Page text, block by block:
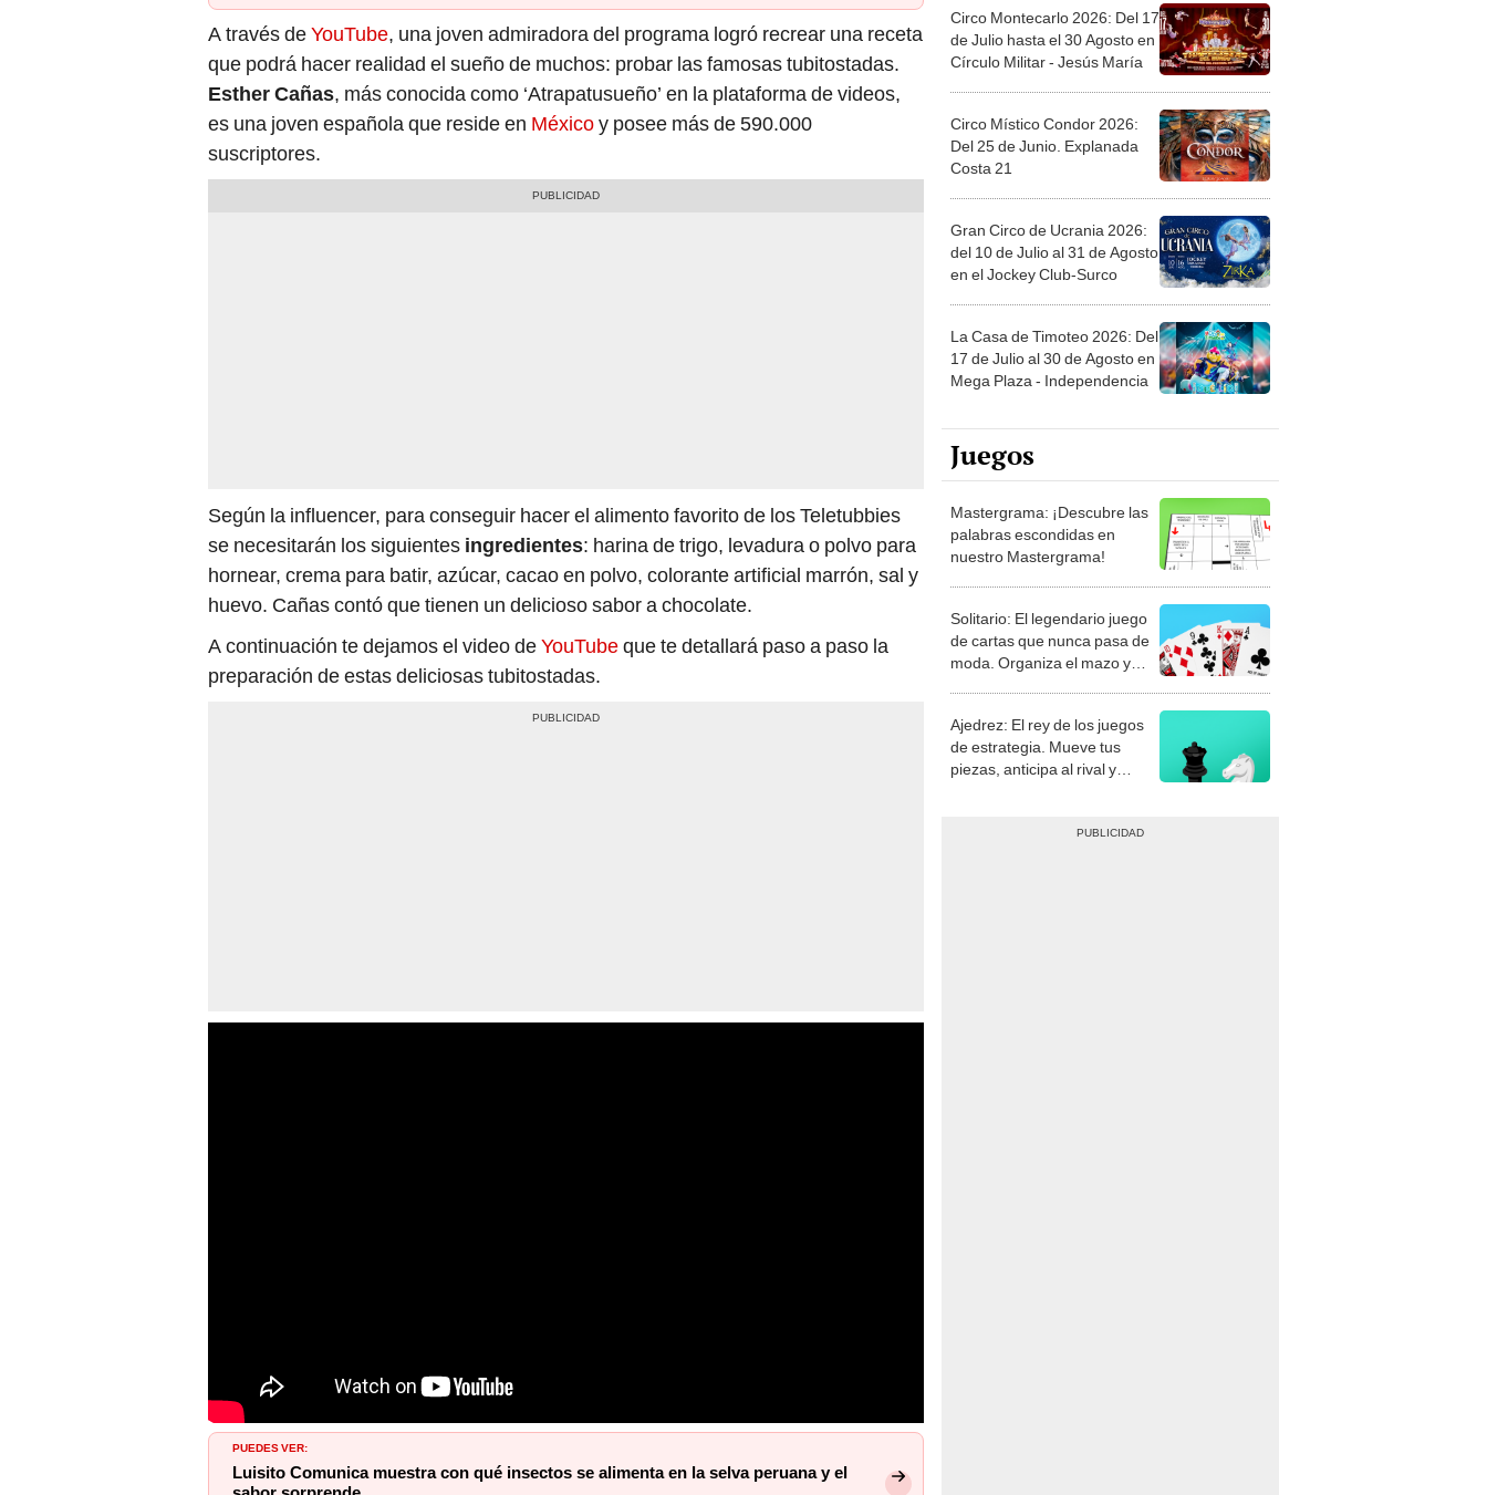
A través deYouTube, una joven admiradora del programa logró recrear una receta
que podrá hacer realidad el sueño de muchos: probar las famosas tubitostadas.
Esther Cañas, más conocida como ‘Atrapatusueño’ en la plataforma de videos,
es una joven española que reside en Méxicoy posee más de 590.000
suscriptores.
Según la influencer, para conseguir hacer el alimento favorito de los Teletubbies
se necesitarán los siguientes ingredientes: harina de trigo, levadura o polvo para
hornear, crema para batir, azúcar, cacao en polvo, colorante artificial marrón, sal y
huevo. Cañas contó que tienen un delicioso sabor a chocolate.
A continuación te dejamos el video deYouTubeque te detallará paso a paso la
preparación de estas deliciosas tubitostadas.
PUEDES VER:
Luisito Comunica muestra con qué insectos se alimenta en la selva peruana y el
Circo Montecarlo 2026: Del 17
de Julio hasta el 30 Agosto en
Círculo Militar - Jesús María
Circo Místico Condor 2026:
Del 25 de Junio. Explanada
Costa 21
Gran Circo de Ucrania 2026:
del 10 de Julio al 31 de Agosto
en el Jockey Club-Surco
La Casa de Timoteo 2026: Del
17 de Julio al 30 de Agosto en
Mega Plaza - Independencia
Juegos
Mastergrama: ¡Descubre las
palabras escondidas en
nuestro Mastergrama!
Solitario: El legendario juego
de cartas que nunca pasa de
moda. Organiza el mazo y
Ajedrez: El rey de los juegos
de estrategia. Mueve tus
piezas, anticipa al rival y